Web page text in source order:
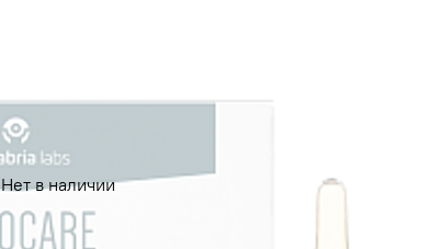
Нет в наличии